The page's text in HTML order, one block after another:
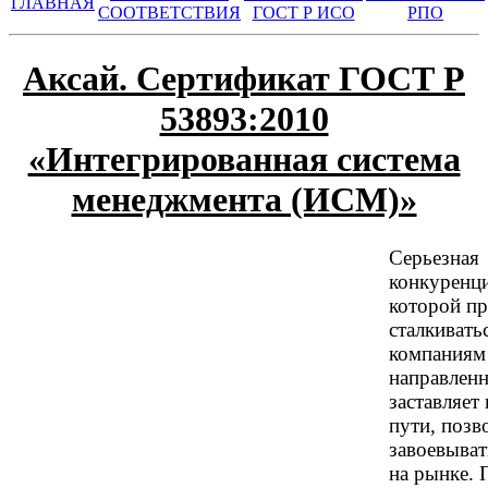
СООТВЕТСТВИЯ
ГОСТ Р ИСО
РПО
Аксай. Сертификат ГОСТ Р
53893:2010
«Интегрированная система
менеджмента (ИСМ)»
Серьезная
которой
заставляет
пути,
на рынке.